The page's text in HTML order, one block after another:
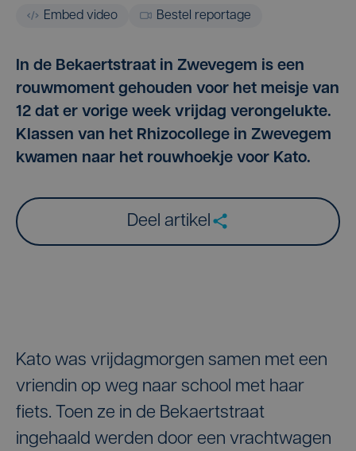
Embed video Bestel reportage
In de Bekaertstraat in Zwevegem is een
rouwmoment gehouden voor het meisje van
12 dat er vorige week vrijdag verongelukte.
Klassen van het Rhizocollege in Zwevegem
kwamen naar het rouwhoekje voor Kato.
Deel artikel
Kato was vrijdagmorgen samen met een
vriendin op weg naar school met haar
fiets. Toen ze in de Bekaertstraat
ingehaald werden door een vrachtwagen